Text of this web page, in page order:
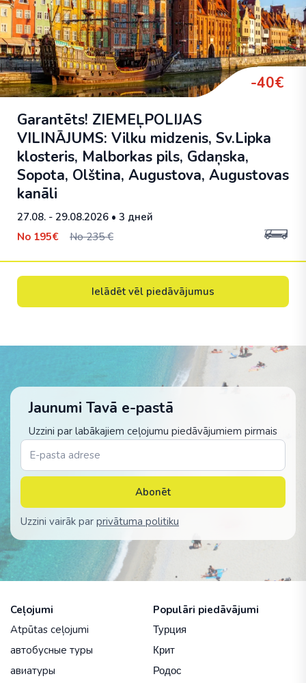
-40€
Garantēts! ZIEMEĻPOLIJAS
VILINĀJUMS: Vilku midzenis, Sv.Lipka
klosteris, Malborkas pils, Gdaņska,
Sopota, Olština, Augustova, Augustovas
kanāli
27.08. - 29.08.2026 • 3 дней
No 195€ No 235 €
Ielādēt vēl piedāvājumus
Jaunumi Tavā e-pastā
Uzzini par labākajiem ceļojumu piedāvājumiem pirmais
Abonēt
Uzzini vairāk par privātuma politiku
Ceļojumi
Atpūtas ceļojumi
автобусные туры
авиатуры
Populāri piedāvājumi
Турция
Крит
Родос